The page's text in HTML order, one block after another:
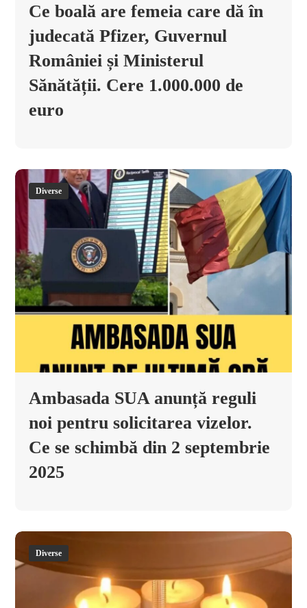
Ce boală are femeia care dă în
judecată Pfizer, Guvernul
României și Ministerul
Sănătății. Cere 1.000.000 de
euro
Diverse
Ambasada SUA anunță reguli
noi pentru solicitarea vizelor.
Ce se schimbă din 2 septembrie
2025
Diverse